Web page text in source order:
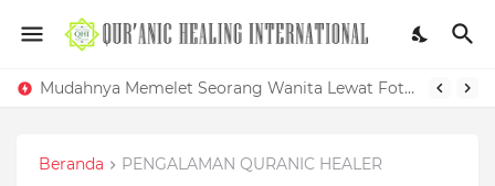
Mudahnya Memelet Seorang Wanita Lewat Foto di Facebook
KHASIAT DAUN KELOR UNTUK PENYAKIT MEDIS DAN GANGGUAN SIHIR
Beranda PENGALAMAN QURANIC HEALER